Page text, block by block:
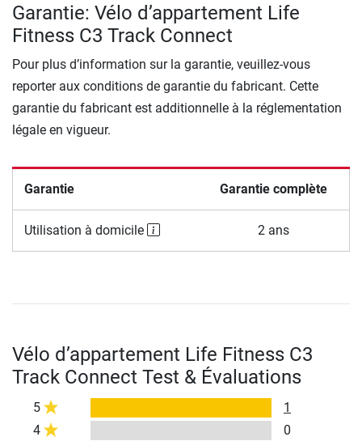
Garantie: Vélo d’appartement Life
Fitness C3 Track Connect
Pour plus d’information sur la garantie, veuillez-vous
reporter aux conditions de garantie du fabricant. Cette
garantie du fabricant est additionnelle à la réglementation
légale en vigueur.
Garantie Garantie complète
Utilisation à domicile 2 ans
Vélo d’appartement Life Fitness C3
Track Connect Test & Évaluations
5
1
4
0